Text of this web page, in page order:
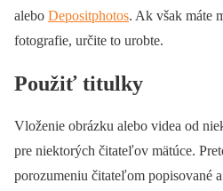
alebo Depositphotos. Ak však máte
fotografie, určite to urobte.
Použiť titulky
Vloženie obrázku alebo videa od
pre niektorých čitateľov mätúce.
porozumeniu čitateľom popisované